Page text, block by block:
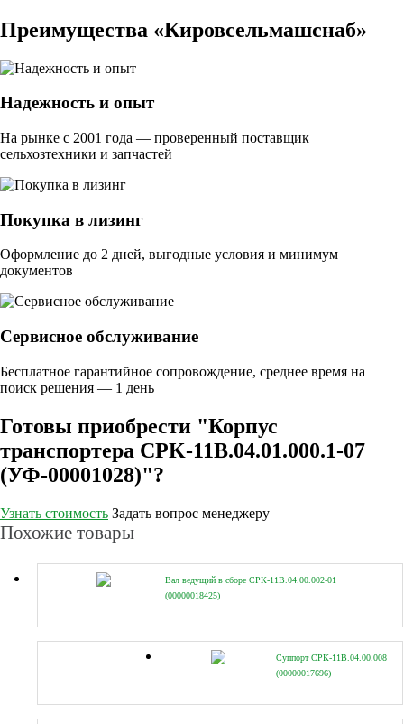
Преимущества «Кировсельмашснаб»
Надежность и опыт
На рынке с 2001 года — проверенный поставщик
сельхозтехники и запчастей
Покупка в лизинг
Оформление до 2 дней, выгодные условия и минимум
документов
Сервисное обслуживание
Бесплатное гарантийное сопровождение, среднее время на
поиск решения — 1 день
Готовы приобрести "Корпус
транспортера CPK-11B.04.01.000.1-07
(УФ-00001028)"?
Узнать стоимость Задать вопрос менеджеру
Похожие товары
Вал ведущий в сборе СРК-11В.04.00.002-01
(00000018425)
Суппорт СРК-11В.04.00.008
(00000017696)